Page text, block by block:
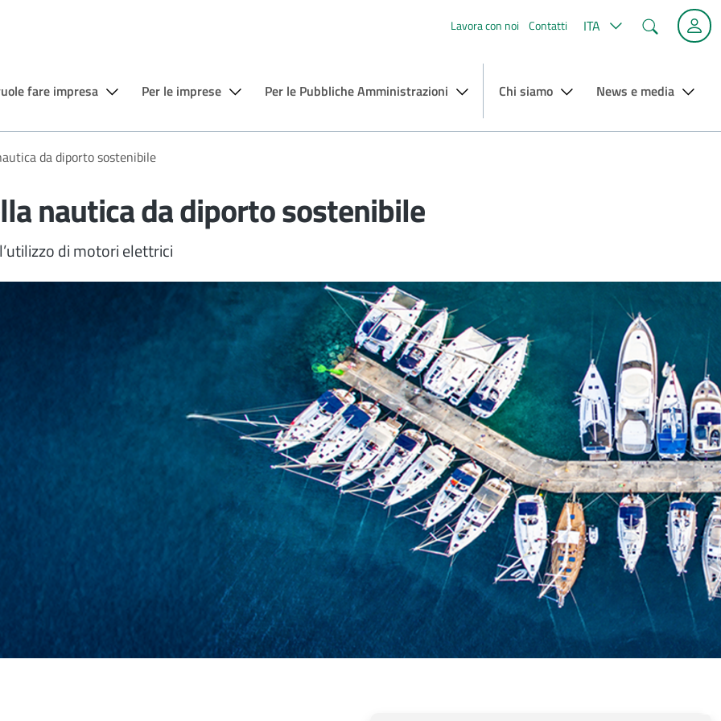
Lavora con noi Contatti ITA Cerca
fare impresa Per le imprese Per le Pubbliche Amministrazioni Chi siamo News e media
da diporto sostenibile
nautica da diporto sostenibile
di motori elettrici